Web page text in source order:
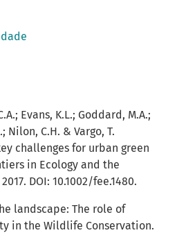
Evans, K.L.; Goddard, M.A.;
Nilon, C.H. & Vargo, T.
challenges for urban green
in Ecology and the
DOI: 10.1002/fee.1480.
landscape: The role of
in the Wildlife Conservation.